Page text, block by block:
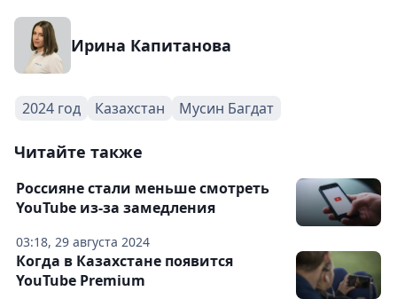
Ирина Капитанова
2024 год Казахстан Мусин Багдат
Читайте также
03:18, 29 августа 2024
Россияне стали меньше смотреть
YouTube из-за замедления
Когда в Казахстане появится
YouTube Premium